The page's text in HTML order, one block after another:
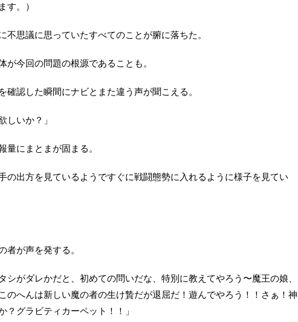
す。）
不思議に思っていたすべてのことが腑に落ちた。
が今回の問題の根源であることも。
確認した瞬間にナビとまた違う声が聞こえる。
しいか？」
量にまとまが固まる。
の出方を見ているようですぐに戦闘態勢に入れるように様子を見てい
者が声を発する。
シがダレかだと、初めての問いだな、特別に教えてやろう〜魔王の娘、
のへんは新しい魔の者の生け贄だが退屈だ！遊んでやろう！！さぁ！神
？グラビティカーペット！！」